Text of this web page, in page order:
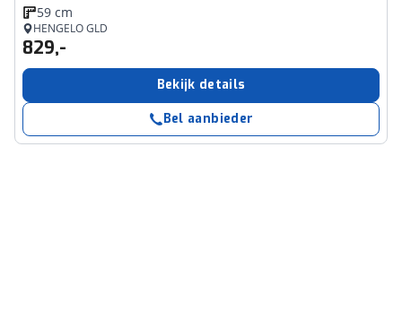
59 cm
HENGELO GLD
829,-
Bekijk details
Bel aanbieder